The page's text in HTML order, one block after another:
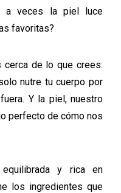
a veces la piel luce
favoritas?
cerca de lo que crees:
nutre tu cuerpo por
Y la piel, nuestro
perfecto de cómo nos
y rica en
los ingredientes que